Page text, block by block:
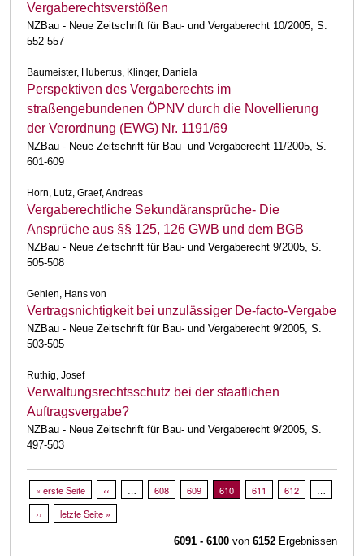
Vergaberechtsverstößen
NZBau - Neue Zeitschrift für Bau- und Vergaberecht 10/2005, S.
552-557
Baumeister, Hubertus, Klinger, Daniela
Perspektiven des Vergaberechts im
straßengebundenen ÖPNV durch die Novellierung
der Verordnung (EWG) Nr. 1191/69
NZBau - Neue Zeitschrift für Bau- und Vergaberecht 11/2005, S.
601-609
Horn, Lutz, Graef, Andreas
Vergaberechtliche Sekundäransprüche- Die
Ansprüche aus §§ 125, 126 GWB und dem BGB
NZBau - Neue Zeitschrift für Bau- und Vergaberecht 9/2005, S.
505-508
Gehlen, Hans von
Vertragsnichtigkeit bei unzulässiger De-facto-Vergabe
NZBau - Neue Zeitschrift für Bau- und Vergaberecht 9/2005, S.
503-505
Ruthig, Josef
Verwaltungsrechtsschutz bei der staatlichen
Auftragsvergabe?
NZBau - Neue Zeitschrift für Bau- und Vergaberecht 9/2005, S.
497-503
Seitennummerierung
Erste Seite
« erste Seite Vorherige Seite
‹‹ … Page
608 Page
609 Aktuelle Seite
610 Page
611 Page
612
…
Nächste Seite
›› Letzte Seite
letzte Seite »
6091 - 6100 von 6152 Ergebnissen